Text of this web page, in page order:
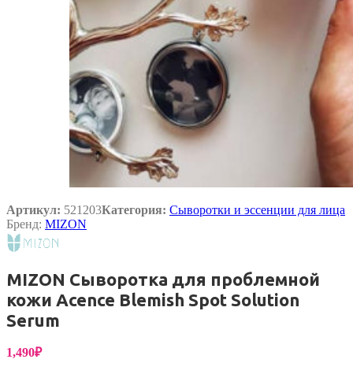
Артикул: 521203Категория: Сыворотки и эссенции для лица
Бренд: MIZON
MIZON Сыворотка для проблемной
кожи Acence Blemish Spot Solution
Serum
1,490₽